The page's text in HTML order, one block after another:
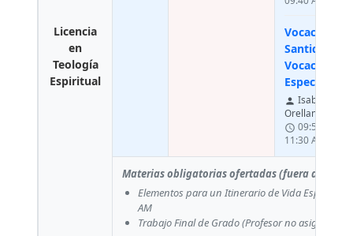
Licencia
en
Teología
Espiritual
Vocación a
Santidad y
Vocaciones
Específicas
person Isabella
Orellana
schedule 09:50 AM -
11:30 AM
Materias obligatorias ofertadas (fuera del plan
Elementos para un Itinerario de Vida Espiritual
AM
Trabajo Final de Grado(Profesor no asignado)